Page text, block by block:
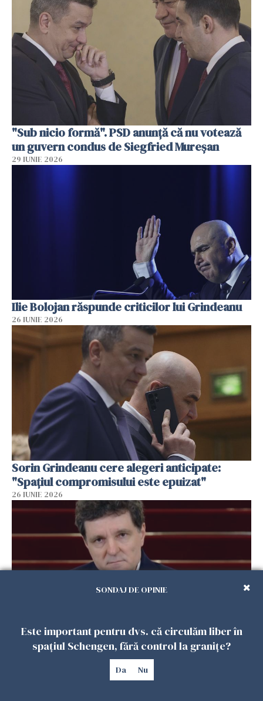
"Sub nicio formă". PSD anunţă că nu votează
un guvern condus de Siegfried Mureşan
29 IUNIE 2026
Ilie Bolojan răspunde criticilor lui Grindeanu
26 IUNIE 2026
Sorin Grindeanu cere alegeri anticipate:
"Spațiul compromisului este epuizat"
26 IUNIE 2026
Nicușor Dan, primul mesaj după negocieri.
Atac dur la Bolojan
SONDAJ DE OPINIE
Este important pentru dvs. că circulăm liber în
spațiul Schengen, fără control la granițe?
Da Nu